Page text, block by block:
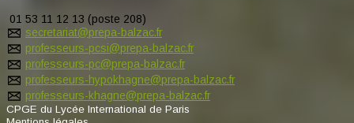
01 53 11 12 13 (poste 208)
secretariat@prepa-balzac.fr
professeurs-pcsi@prepa-balzac.fr
professeurs-pc@prepa-balzac.fr
professeurs-hypokhagne@prepa-balzac.fr
professeurs-khagne@prepa-balzac.fr
CPGE du Lycée International de Paris